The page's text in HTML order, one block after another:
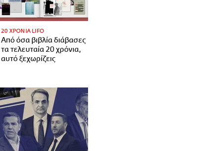
20 ΧΡΟΝΙΑ LIFO
Από όσα βιβλία διάβασες
τα τελευταία 20 χρόνια,
αυτό ξεχωρίζεις